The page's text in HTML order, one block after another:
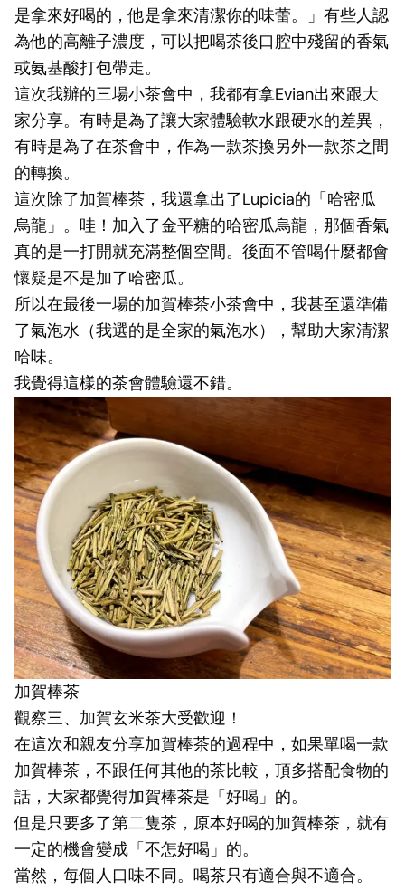
是拿來好喝的，他是拿來清潔你的味蕾。」有些人認
為他的高離子濃度，可以把喝茶後口腔中殘留的香氣
或氨基酸打包帶走。
這次我辦的三場小茶會中，我都有拿Evian出來跟大
家分享。有時是為了讓大家體驗軟水跟硬水的差異，
有時是為了在茶會中，作為一款茶換另外一款茶之間
的轉換。
這次除了加賀棒茶，我還拿出了Lupicia的「哈密瓜
烏龍」。哇！加入了金平糖的哈密瓜烏龍，那個香氣
真的是一打開就充滿整個空間。後面不管喝什麼都會
懷疑是不是加了哈密瓜。
所以在最後一場的加賀棒茶小茶會中，我甚至還準備
了氣泡水（我選的是全家的氣泡水），幫助大家清潔
哈味。
我覺得這樣的茶會體驗還不錯。
加賀棒茶
觀察三、加賀玄米茶大受歡迎！
在這次和親友分享加賀棒茶的過程中，如果單喝一款
加賀棒茶，不跟任何其他的茶比較，頂多搭配食物的
話，大家都覺得加賀棒茶是「好喝」的。
但是只要多了第二隻茶，原本好喝的加賀棒茶，就有
一定的機會變成「不怎好喝」的。
當然，每個人口味不同。喝茶只有適合與不適合。